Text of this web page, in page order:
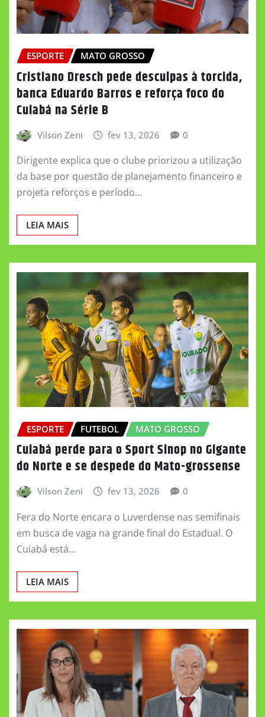
ESPORTE MATO GROSSO
Cristiano Dresch pede desculpas à torcida,
banca Eduardo Barros e reforça foco do
Cuiabá na Série B
Vilson Zeni fev 13, 2026 0
Dirigente explica que o clube priorizou a utilização
da base por questão de planejamento financeiro e
projeta reforços e período…
LEIA MAIS
ESPORTE FUTEBOL MATO GROSSO
Cuiabá perde para o Sport Sinop no Gigante
do Norte e se despede do Mato-grossense
Vilson Zeni fev 13, 2026 0
Fera do Norte encara o Luverdense nas semifinais
em busca de vaga na grande final do Estadual. O
Cuiabá está…
LEIA MAIS